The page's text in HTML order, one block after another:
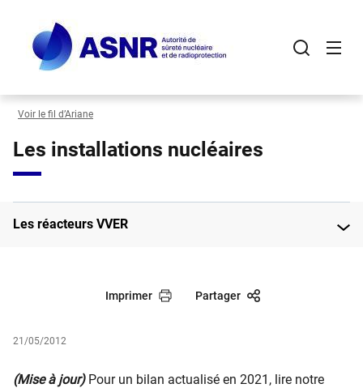
contenu
principal
Voir le fil d’Ariane
Les installations nucléaires
Les réacteurs VVER
Imprimer Partager
21/05/2012
​(Mise à jour) Pour un bilan actualisé en 2021, lire notre